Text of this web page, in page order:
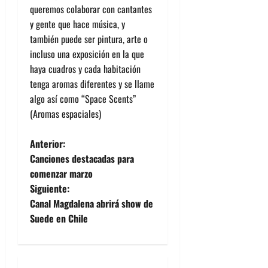
queremos colaborar con cantantes
y gente que hace música, y
también puede ser pintura, arte o
incluso una exposición en la que
haya cuadros y cada habitación
tenga aromas diferentes y se llame
algo así como “Space Scents”
(Aromas espaciales)
N
a
v
e
Anterior:
Canciones destacadas para
comenzar marzo
Siguiente:
Canal Magdalena abrirá show de
Suede en Chile